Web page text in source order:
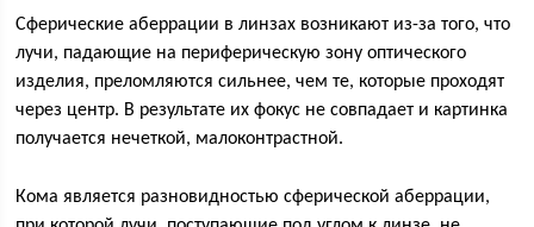
Сферические аберрации в линзах возникают из-за того, что
лучи, падающие на периферическую зону оптического
изделия, преломляются сильнее, чем те, которые проходят
через центр. В результате их фокус не совпадает и картинка
получается нечеткой, малоконтрастной.
Кома является разновидностью сферической аберрации,